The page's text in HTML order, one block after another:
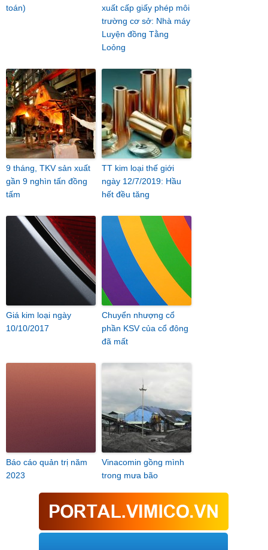
toán)
xuất cấp giấy phép môi
trường cơ sở: Nhà máy
Luyện đồng Tằng
Loỏng
9 tháng, TKV sản xuất
gần 9 nghìn tấn đồng
tấm
TT kim loại thế giới
ngày 12/7/2019: Hầu
hết đều tăng
Giá kim loại ngày
10/10/2017
Chuyển nhượng cổ
phần KSV của cổ đông
đã mất
Báo cáo quản trị năm
2023
Vinacomin gồng mình
trong mưa bão